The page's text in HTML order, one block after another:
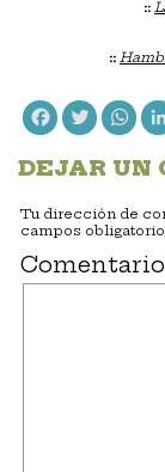
::
::
Facebook
DEJAR UN
Tu dirección de
campos
Comentario